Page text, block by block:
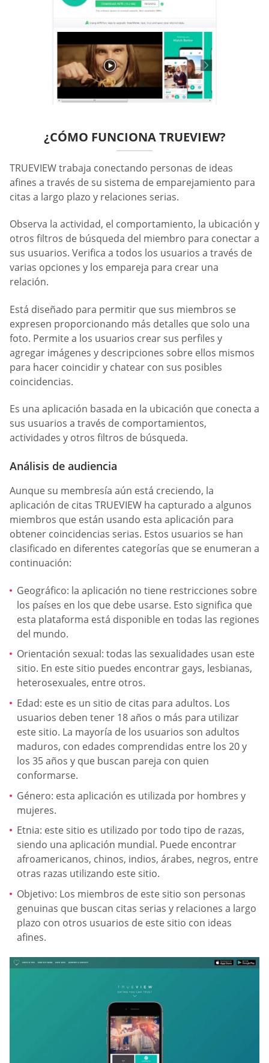
¿CÓMO FUNCIONA TRUEVIEW?
TRUEVIEW trabaja conectando personas de ideas
afines a través de su sistema de emparejamiento para
citas a largo plazo y relaciones serias.
Observa la actividad, el comportamiento, la ubicación y
otros filtros de búsqueda del miembro para conectar a
sus usuarios. Verifica a todos los usuarios a través de
varias opciones y los empareja para crear una
relación.
Está diseñado para permitir que sus miembros se
expresen proporcionando más detalles que solo una
foto. Permite a los usuarios crear sus perfiles y
agregar imágenes y descripciones sobre ellos mismos
para hacer coincidir y chatear con sus posibles
coincidencias.
Es una aplicación basada en la ubicación que conecta a
sus usuarios a través de comportamientos,
actividades y otros filtros de búsqueda.
Análisis de audiencia
Aunque su membresía aún está creciendo, la
aplicación de citas TRUEVIEW ha capturado a algunos
miembros que están usando esta aplicación para
obtener coincidencias serias. Estos usuarios se han
clasificado en diferentes categorías que se enumeran a
continuación:
Geográfico: la aplicación no tiene restricciones sobre
los países en los que debe usarse. Esto significa que
esta plataforma está disponible en todas las regiones
del mundo.
Orientación sexual: todas las sexualidades usan este
sitio. En este sitio puedes encontrar gays, lesbianas,
heterosexuales, entre otros.
Edad: este es un sitio de citas para adultos. Los
usuarios deben tener 18 años o más para utilizar
este sitio. La mayoría de los usuarios son adultos
maduros, con edades comprendidas entre los 20 y
los 35 años y que buscan pareja con quien
conformarse.
Género: esta aplicación es utilizada por hombres y
mujeres.
Etnia: este sitio es utilizado por todo tipo de razas,
siendo una aplicación mundial. Puede encontrar
afroamericanos, chinos, indios, árabes, negros, entre
otras razas utilizando este sitio.
Objetivo: Los miembros de este sitio son personas
genuinas que buscan citas serias y relaciones a largo
plazo con otros usuarios de este sitio con ideas
afines.